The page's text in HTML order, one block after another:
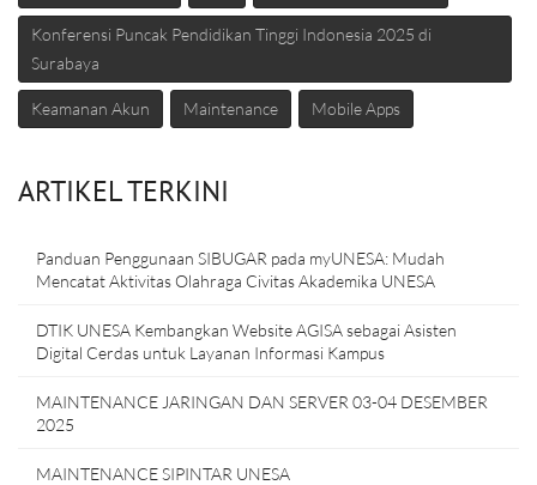
Konferensi Puncak Pendidikan Tinggi Indonesia 2025 di
Surabaya
Keamanan Akun Maintenance Mobile Apps
ARTIKEL TERKINI
Panduan Penggunaan SIBUGAR pada myUNESA: Mudah
Mencatat Aktivitas Olahraga Civitas Akademika UNESA
DTIK UNESA Kembangkan Website AGISA sebagai Asisten
Digital Cerdas untuk Layanan Informasi Kampus
MAINTENANCE JARINGAN DAN SERVER 03-04 DESEMBER
2025
MAINTENANCE SIPINTAR UNESA